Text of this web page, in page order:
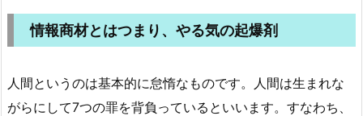
情報商材とはつまり、やる気の起爆剤
人間というのは基本的に怠惰なものです。人間は生まれな
がらにして7つの罪を背負っているといいます。すなわち、